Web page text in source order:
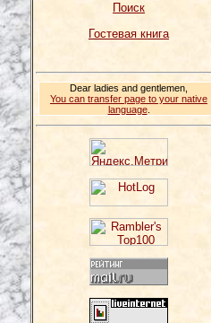
Поиск
Гостевая книга
Dear ladies and gentlemen,
You can transfer page to your native
language.